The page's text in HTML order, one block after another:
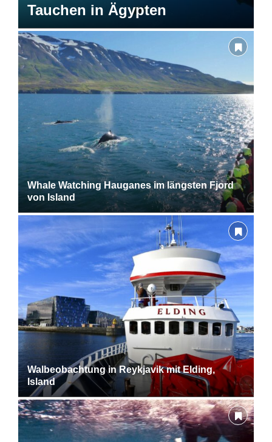
Tauchen in Ägypten
Whale Watching Hauganes im längsten Fjord
von Island
Walbeobachtung in Reykjavik mit Elding,
Island